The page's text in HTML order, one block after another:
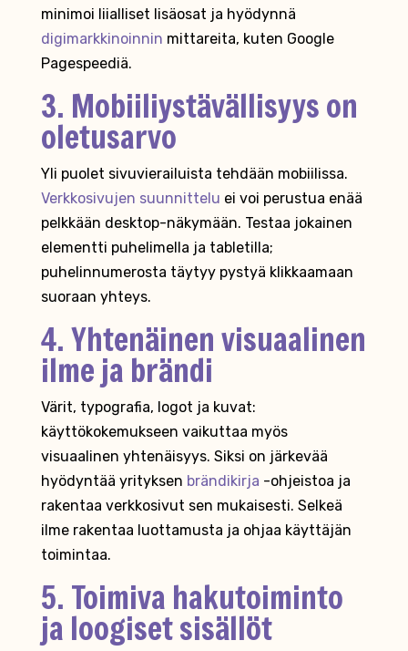
minimoi liialliset lisäosat ja hyödynnä
digimarkkinoinnin mittareita, kuten Google
Pagespeediä.
3. Mobiiliystävällisyys on
oletusarvo
Yli puolet sivuvierailuista tehdään mobiilissa.
Verkkosivujen suunnittelu ei voi perustua enää
pelkkään desktop-näkymään. Testaa jokainen
elementti puhelimella ja tabletilla;
puhelinnumerosta täytyy pystyä klikkaamaan
suoraan yhteys.
4. Yhtenäinen visuaalinen
ilme ja brändi
Värit, typografia, logot ja kuvat:
käyttökokemukseen vaikuttaa myös
visuaalinen yhtenäisyys. Siksi on järkevää
hyödyntää yrityksen brändikirja -ohjeistoa ja
rakentaa verkkosivut sen mukaisesti. Selkeä
ilme rakentaa luottamusta ja ohjaa käyttäjän
toimintaa.
5. Toimiva hakutoiminto
ja loogiset sisällöt